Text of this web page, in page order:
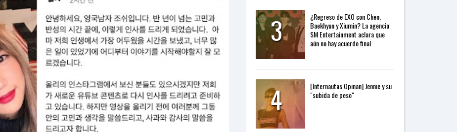
3
¿Regreso de EXO con Chen,
Baekhyun y Xiumin? La agencia
SM Entertainment aclara que
aún no hay acuerdo final
4
[Internautas Opinan] Jennie y su
"subida de peso"
R
D
P
R
E
S
R
A
P
U